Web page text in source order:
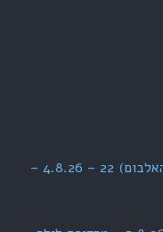
The Rest of מצעד היום (גרסת האלבום) 22 – 4.8.26 –